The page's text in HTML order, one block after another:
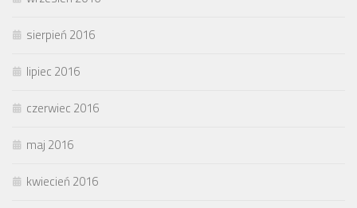
sierpień 2016
lipiec 2016
czerwiec 2016
maj 2016
kwiecień 2016